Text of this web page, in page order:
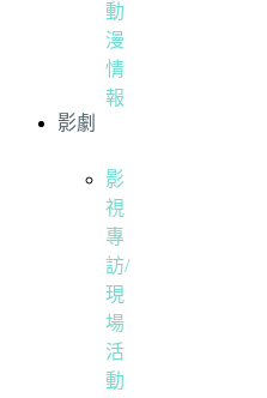
動
漫
情
報
影劇
影
視
專
訪/
現
場
活
動